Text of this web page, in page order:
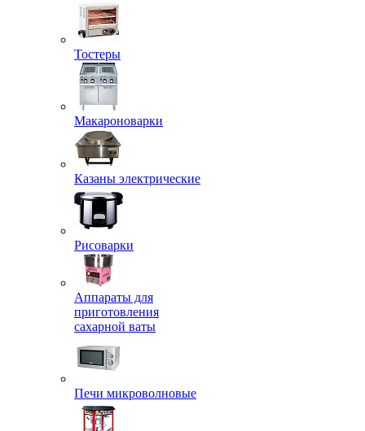
Тостеры
Макароноварки
Казаны электрические
Рисоварки
Аппараты для
приготовления
сахарной ваты
Печи микроволновые